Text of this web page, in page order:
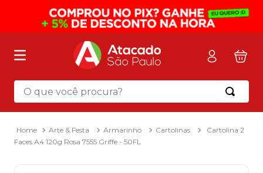
O que você procura?
Arte & Festa Armarinho Cartolinas
Cartolina 2
Faces A4 120g Rosa 7555 Griffe - 50FL
Termos mais buscados
mochila
2º sacola
3º papel toalha